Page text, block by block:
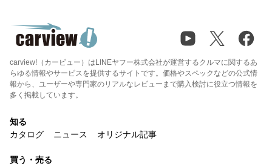
carview!（カービュー）はLINEヤフー株式会社が運営するクルマに関するあ
らゆる情報やサービスを提供するサイトです。価格やスペックなどの公式情
報から、ユーザーや専門家のリアルなレビューまで購入検討に役立つ情報を
多く掲載しています。
知る
カタログ
ニュース オリジナル記事
買う・売る